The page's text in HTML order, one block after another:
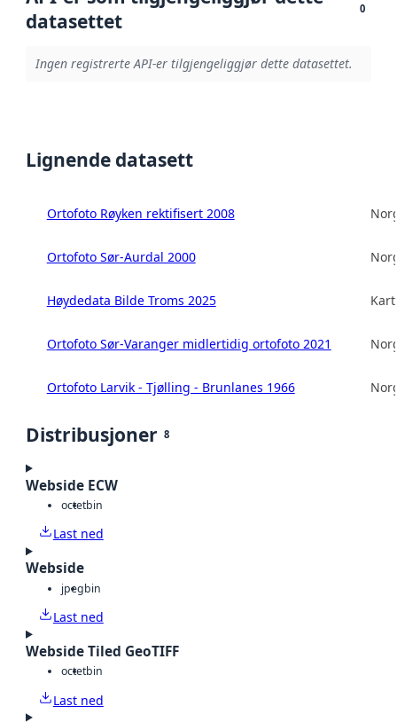
datasettet
0
Ingen registrerte API-er tilgjengeliggjør dette datasettet.
Lignende datasett
Ortofoto Røyken rektifisert 2008
Ortofoto Sør-Aurdal 2000
Høydedata Bilde Troms 2025
Ortofoto Sør-Varanger midlertidig ortofoto 2021
Ortofoto Larvik - Tjølling - Brunlanes 1966
Distribusjoner 8
Webside ECW
octetbin
Last ned
Webside
jpegbin
Last ned
Webside Tiled GeoTIFF
octetbin
Last ned